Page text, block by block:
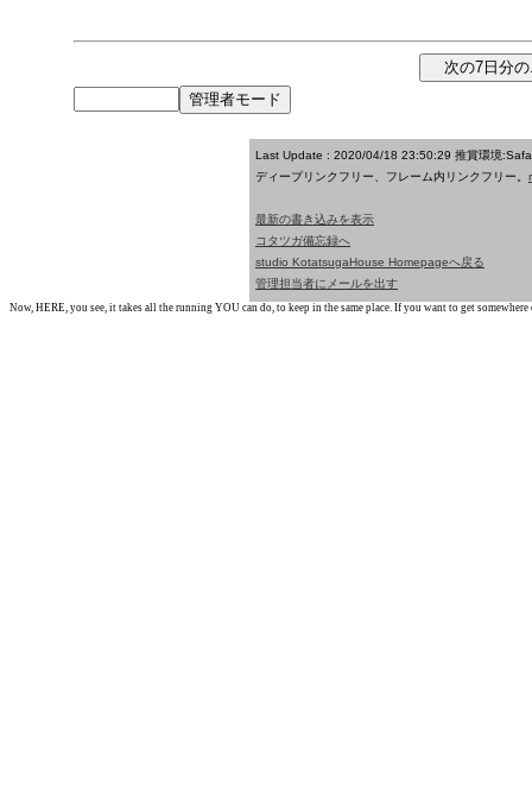
Last Update : 2020/04/18 23:50:29 推賞環境
ディープリンクフリー、フレーム内リンクフリー。
最新の書き込みを表示
コタツガ備忘録へ
studio KotatsugaHouse Homepageへ戻る
管理担当者にメールを出す
Now, HERE, you see, it takes all the running YOU can do, to keep in the same place. If you want to get